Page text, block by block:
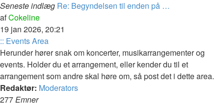
Seneste indlæg Re: Begyndelsen til enden på …
afCokelineVis
det
seneste
indlæg
19 jan 2026, 20:21
:: Events Area
Herunder hører snak om koncerter, musikarrangementer og
events. Holder du et arrangement, eller kender du til et
arrangement som andre skal høre om, så post det i dette area.
Redaktør: Moderators
277Emner